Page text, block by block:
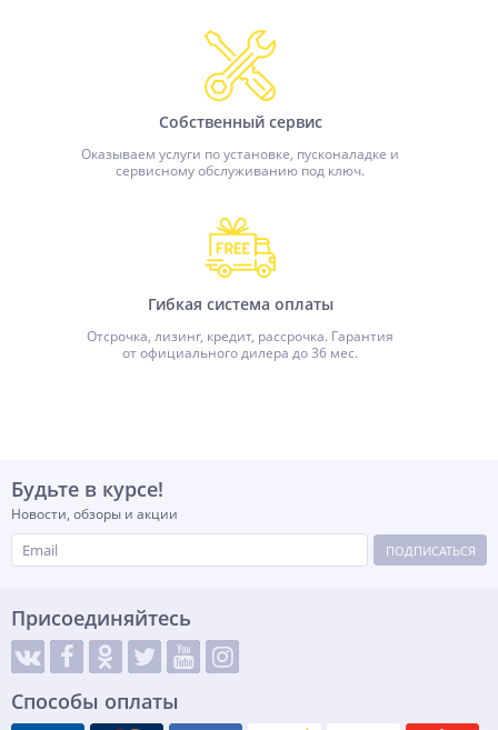
Собственный сервис
Оказываем услуги по установке, пусконаладке и
сервисному обслуживанию под ключ.
Гибкая система оплаты
Отсрочка, лизинг, кредит, рассрочка. Гарантия
от официального дилера до 36 мес.
Будьте в курсе!
Новости, обзоры и акции
ПОДПИСАТЬСЯ
Присоединяйтесь
Способы оплаты